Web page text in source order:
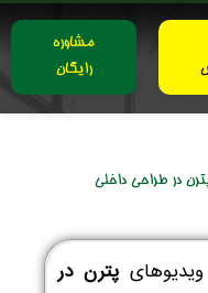
مشاوره
رایگان
در طراحی داخلی
پترن در